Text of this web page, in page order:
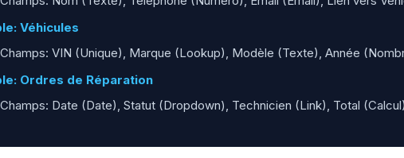
Véhicules
Champs: VIN (Unique), Marque (Lookup), Modèle (Texte), Année
Ordres de Réparation
Champs: Date (Date), Statut (Dropdown), Technicien (Link), Total